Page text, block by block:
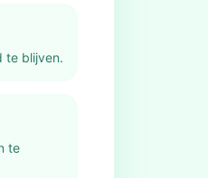
te blijven.
te